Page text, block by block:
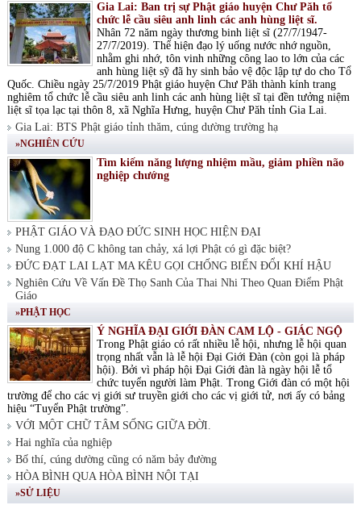
Gia Lai: Ban trị sự Phật giáo huyện Chư Păh tổ
chức lễ cầu siêu anh linh các anh hùng liệt sĩ.
Nhân 72 năm ngày thương binh liệt sĩ (27/7/1947-
27/7/2019). Thể hiện đạo lý uống nước nhớ nguồn,
nhằm ghi nhớ, tôn vinh những công lao to lớn của các
anh hùng liệt sỹ đã hy sinh bảo vệ độc lập tự do cho Tổ
Quốc. Chiều ngày 25/7/2019 Phật giáo huyện Chư Păh thành kính trang
nghiêm tổ chức lễ cầu siêu anh linh các anh hùng liệt sĩ tại đền tưởng niệm
liệt sĩ tọa lạc tại thôn 8, xã Nghĩa Hưng, huyện Chư Păh tỉnh Gia Lai.
Gia Lai: BTS Phật giáo tỉnh thăm, cúng dường trường hạ
»NGHIÊN CỨU
Tìm kiếm năng lượng nhiệm mầu, giảm phiền não
nghiệp chướng
PHẬT GIÁO VÀ ĐẠO ĐỨC SINH HỌC HIỆN ĐẠI
Nung 1.000 độ C không tan chảy, xá lợi Phật có gì đặc biệt?
ĐỨC ĐẠT LAI LẠT MA KÊU GỌI CHỐNG BIẾN ĐỔI KHÍ HẬU
Nghiên Cứu Về Vấn Đề Thọ Sanh Của Thai Nhi Theo Quan Điểm Phật
Giáo
»PHẬT HỌC
Ý NGHĨA ĐẠI GIỚI ĐÀN CAM LỘ - GIÁC NGỘ
Trong Phật giáo có rất nhiều lễ hội, nhưng lễ hội quan
trọng nhất vẫn là lễ hội Đại Giới Đàn (còn gọi là pháp
hội). Bởi vì pháp hội Đại Giới đàn là ngày hội lễ tổ
chức tuyển người làm Phật. Trong Giới đàn có một hội
trường để cho các vị giới sư truyền giới cho các vị giới tử, nơi ấy có bảng
hiệu “Tuyển Phật trường”.
VỚI MỘT CHỮ TÂM SỐNG GIỮA ĐỜI.
Hai nghĩa của nghiệp
Bố thí, cúng dường cũng có năm bảy đường
HÒA BÌNH QUA HÒA BÌNH NỘI TẠI
»SỬ LIỆU